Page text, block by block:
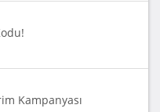
Kampanyası